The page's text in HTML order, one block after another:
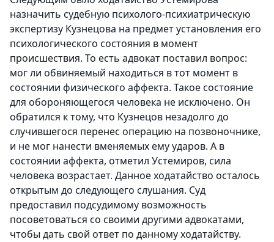
назначить судебную психолого-психиатрическую
экспертизу Кузнецова на предмет установления его
психологического состояния в момент
происшествия. То есть адвокат поставил вопрос:
мог ли обвиняемый находиться в тот момент в
состоянии физического аффекта. Такое состояние
для обороняющегося человека не исключено. Он
обратился к тому, что Кузнецов незадолго до
случившегося перенес операцию на позвоночнике,
и не мог нанести вменяемых ему ударов. А в
состоянии аффекта, отметил Устемиров, сила
человека возрастает. Данное ходатайство осталось
открытым до следующего слушания. Суд
предоставил подсудимому возможность
посоветоваться со своими другими адвокатами,
чтобы дать свой ответ по данному ходатайству.